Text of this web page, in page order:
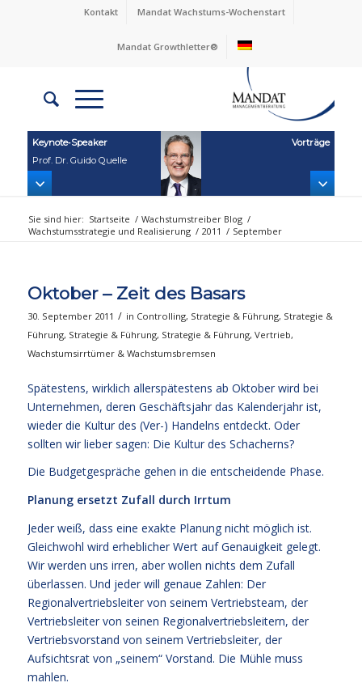
Kontakt Mandat Wachstums-Wochenstart
Mandat Growthletter®
Keynote‑Speaker
Prof. Dr. Guido Quelle
Vorträge
Sie sind hier: Startseite / Wachstumstreiber Blog /
Wachstumsstrategie und Realisierung / 2011 / September
Oktober – Zeit des Basars
30. September 2011 / in Controlling, Strategie & Führung, Strategie &
Führung, Strategie & Führung, Strategie & Führung, Vertrieb,
Wachstumsirrtümer & Wachstumsbremsen
Spätestens, wirklich allerspätestens ab Oktober wird bei
Unternehmen, deren Geschäftsjahr das Kalenderjahr ist,
wieder die Kultur des (Ver-) Handelns entdeckt. Oder
sollten wir lieber sagen: Die Kultur des Schacherns?
Die Budgetgespräche gehen in die entscheidende Phase.
Planung ersetzt Zufall durch Irrtum
Jeder weiß, dass eine exakte Planung nicht möglich ist.
Gleichwohl wird erheblicher Wert auf Genauigkeit gelegt.
Wir werden uns irren, aber wollen nichts dem Zufall
überlassen. Und jeder will genaue Zahlen: Der
Regionalvertriebsleiter von seinem Vertriebsteam, der
Vertriebsleiter von seinen Regionalvertriebsleitern, der
Vertriebsvorstand von seinem Vertriebsleiter, der
Aufsichtsrat von „seinem“ Vorstand. Die Mühle muss
mahlen.